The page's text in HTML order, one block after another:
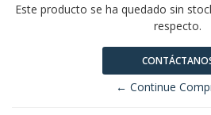
Este producto se ha quedado sin
respecto.
← Continue